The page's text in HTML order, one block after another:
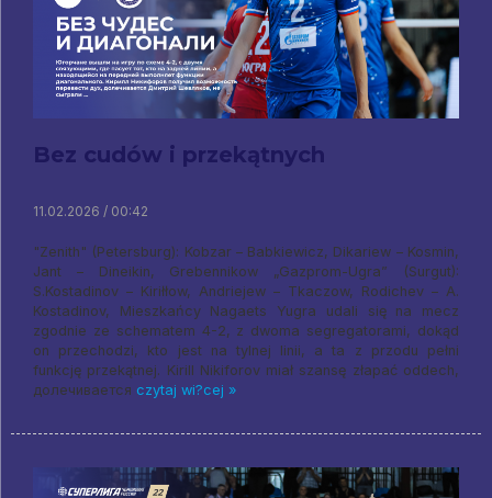
Bez cudów i przekątnych
11.02.2026 / 00:42
"Zenith" (Petersburg): Kobzar – Babkiewicz, Dikariew – Kosmin,
Jant – Dineikin, Grebennikow „Gazprom-Ugra” (Surgut):
S.Kostadinov – Kiriłłow, Andriejew – Tkaczow, Rodichev – A.
Kostadinov, Mieszkańcy Nagaets Yugra udali się na mecz
zgodnie ze schematem 4-2, z dwoma segregatorami, dokąd
on przechodzi, kto jest na tylnej linii, a ta z przodu pełni
funkcję przekątnej. Kirill Nikiforov miał szansę złapać oddech,
долечивается czytaj wi?cej »